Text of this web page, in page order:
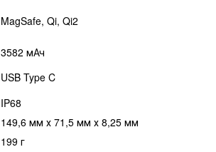
MagSafe, Qi, Qi2
3582 мАч
USB Type C
IP68
149,6 мм х 71,5 мм х 8,25 мм
199 г